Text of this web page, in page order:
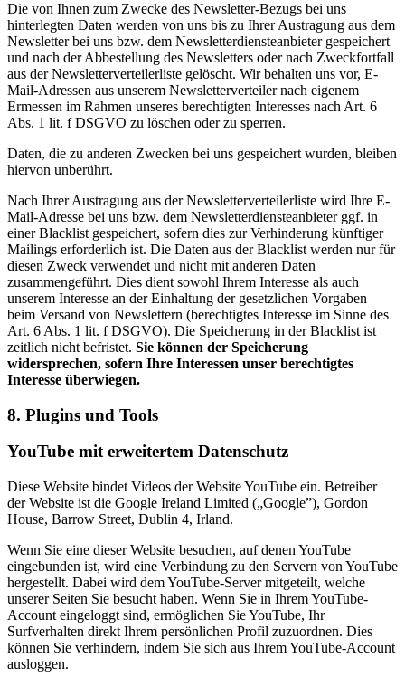
Die von Ihnen zum Zwecke des Newsletter-Bezugs bei uns
hinterlegten Daten werden von uns bis zu Ihrer Austragung aus dem
Newsletter bei uns bzw. dem Newsletterdiensteanbieter gespeichert
und nach der Abbestellung des Newsletters oder nach Zweckfortfall
aus der Newsletterverteilerliste gelöscht. Wir behalten uns vor, E-
Mail-Adressen aus unserem Newsletterverteiler nach eigenem
Ermessen im Rahmen unseres berechtigten Interesses nach Art. 6
Abs. 1 lit. f DSGVO zu löschen oder zu sperren.
Daten, die zu anderen Zwecken bei uns gespeichert wurden, bleiben
hiervon unberührt.
Nach Ihrer Austragung aus der Newsletterverteilerliste wird Ihre E-
Mail-Adresse bei uns bzw. dem Newsletterdiensteanbieter ggf. in
einer Blacklist gespeichert, sofern dies zur Verhinderung künftiger
Mailings erforderlich ist. Die Daten aus der Blacklist werden nur für
diesen Zweck verwendet und nicht mit anderen Daten
zusammengeführt. Dies dient sowohl Ihrem Interesse als auch
unserem Interesse an der Einhaltung der gesetzlichen Vorgaben
beim Versand von Newslettern (berechtigtes Interesse im Sinne des
Art. 6 Abs. 1 lit. f DSGVO). Die Speicherung in der Blacklist ist
zeitlich nicht befristet. Sie können der Speicherung
widersprechen, sofern Ihre Interessen unser berechtigtes
Interesse überwiegen.
8. Plugins und Tools
YouTube mit erweitertem Datenschutz
Diese Website bindet Videos der Website YouTube ein. Betreiber
der Website ist die Google Ireland Limited („Google”), Gordon
House, Barrow Street, Dublin 4, Irland.
Wenn Sie eine dieser Website besuchen, auf denen YouTube
eingebunden ist, wird eine Verbindung zu den Servern von YouTube
hergestellt. Dabei wird dem YouTube-Server mitgeteilt, welche
unserer Seiten Sie besucht haben. Wenn Sie in Ihrem YouTube-
Account eingeloggt sind, ermöglichen Sie YouTube, Ihr
Surfverhalten direkt Ihrem persönlichen Profil zuzuordnen. Dies
können Sie verhindern, indem Sie sich aus Ihrem YouTube-Account
ausloggen.